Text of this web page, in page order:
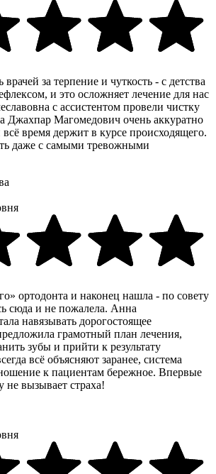
за терпение и чуткость - с детства
и это осложняет лечение для нас
с ассистентом провели чистку
Джахпар Магомедович очень аккуратно
время держит в курсе происходящего.
даже с самыми тревожными
ортодонта и наконец нашла - по совету
сюда и не пожалела. Анна
навязывать дорогостоящее
грамотный план лечения,
зубы и прийти к результату
всё объясняют заранее, система
к пациентам бережное. Впервые
не вызывает страха!